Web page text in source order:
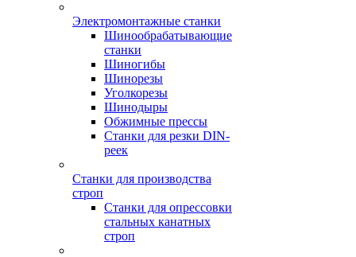
Электромонтажные станки
Шинообрабатывающие
станки
Шиногибы
Шинорезы
Уголкорезы
Шинодыры
Обжимные прессы
Станки для резки DIN-
реек
Станки для производства
строп
Станки для опрессовки
стальных канатных
строп